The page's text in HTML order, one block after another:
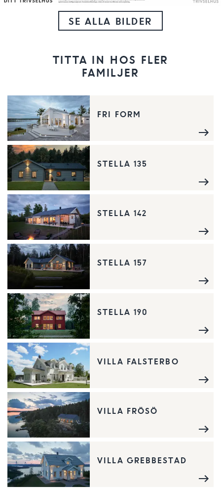
SE ALLA BILDER
TITTA IN HOS FLER
FAMILJER
FRI FORM
STELLA 135
STELLA 142
STELLA 157
STELLA 190
VILLA FALSTERBO
VILLA FRÖSÖ
VILLA GREBBESTAD